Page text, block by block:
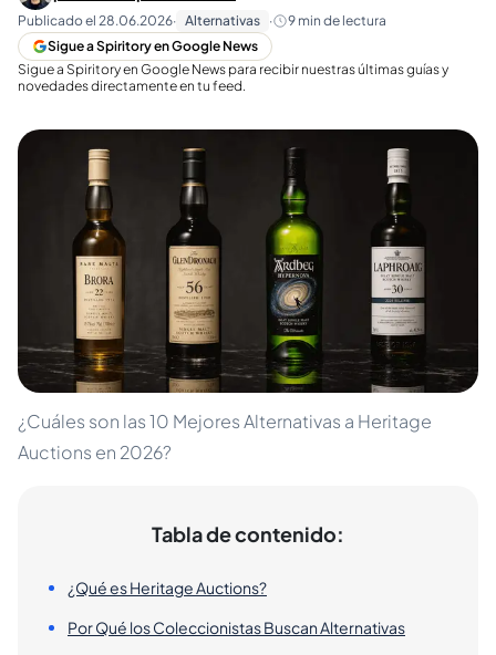
Publicado el 28.06.2026· Alternativas · 9 min de lectura
Sigue a Spiritory en Google News
Sigue a Spiritory en Google News para recibir nuestras últimas guías y
novedades directamente en tu feed.
¿Cuáles son las 10 Mejores Alternativas a Heritage
Auctions en 2026?
Tabla de contenido:
¿Qué es Heritage Auctions?
Por Qué los Coleccionistas Buscan Alternativas